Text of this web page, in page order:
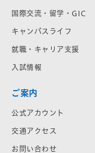
国際交流・留学・GIC
キャンパスライフ
就職・キャリア支援
入試情報
ご案内
公式アカウント
交通アクセス
お問い合わせ